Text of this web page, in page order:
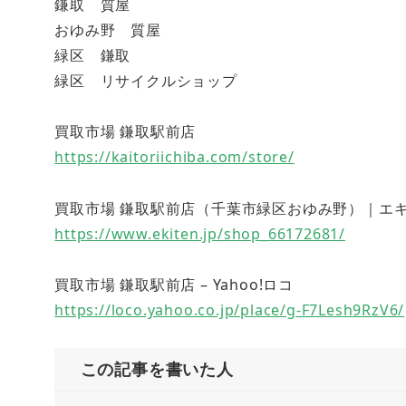
鎌取 質屋
おゆみ野 質屋
緑区 鎌取
緑区 リサイクルショップ
買取市場 鎌取駅前店
https://kaitoriichiba.com/store/
買取市場 鎌取駅前店（千葉市緑区おゆみ野）｜
https://www.ekiten.jp/shop_66172681/
買取市場 鎌取駅前店 – Yahoo!ロコ
https://loco.yahoo.co.jp/place/g-F7Lesh9RzV6/
この記事を書いた人